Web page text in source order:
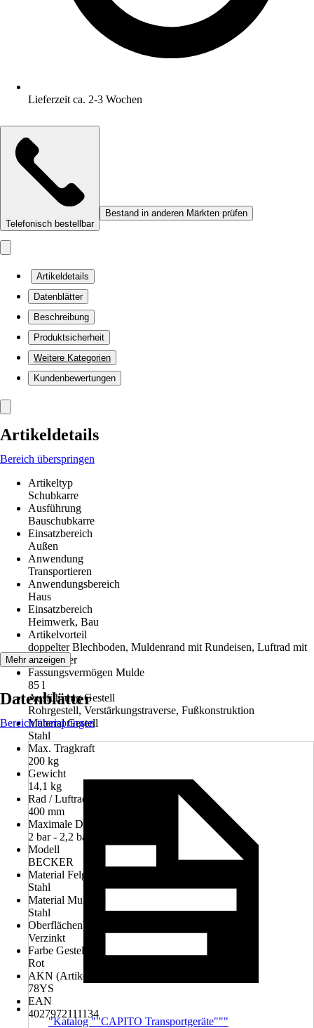
Lieferzeit ca. 2-3 Wochen
Telefonisch bestellbar
Bestand in anderen Märkten prüfen
Artikeldetails
Datenblätter
Beschreibung
Produktsicherheit
Weitere Kategorien
Kundenbewertungen
Artikeldetails
Bereich überspringen
Artikeltyp
Schubkarre
Ausführung
Bauschubkarre
Einsatzbereich
Außen
Anwendung
Transportieren
Anwendungsbereich
Haus
Einsatzbereich
Heimwerk, Bau
Artikelvorteil
doppelter Blechboden, Muldenrand mit Rundeisen, Luftrad mit
Kugellager
Fassungsvermögen Mulde
85 l
Ausführung Gestell
Rohrgestell, Verstärkungstraverse, Fußkonstruktion
Material Gestell
Stahl
Max. Tragkraft
200 kg
Gewicht
14,1 kg
Rad / Luftrad Durchmesser
400 mm
Maximale Druckluft
2 bar - 2,2 bar
Modell
BECKER
Material Felge
Stahl
Material Mulde
Stahl
Oberflächenbearbeitung Mulde
Verzinkt
Farbe Gestell
Rot
AKN (Artikelkurznummer)
78YS
EAN
4027972111134
Mehr anzeigen
Datenblätter
Bereich überspringen
"Katalog ""CAPITO Transportgeräte"""